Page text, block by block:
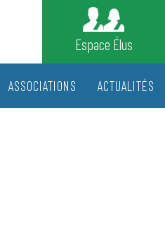
Espace Élus
ASSOCIATIONS ACTUALITÉS